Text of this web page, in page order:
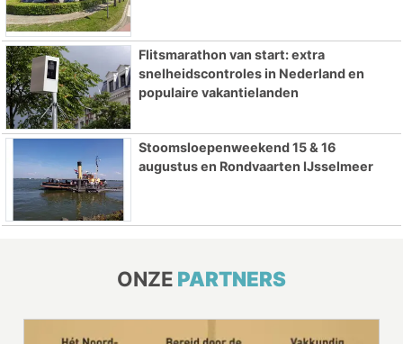
Flitsmarathon van start: extra
snelheidscontroles in Nederland en
populaire vakantielanden
Stoomsloepenweekend 15 & 16
augustus en Rondvaarten IJsselmeer
ONZE PARTNERS